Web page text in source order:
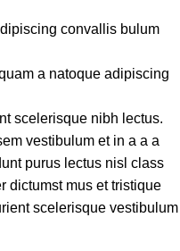
convallis bulum
a natoque adipiscing
scelerisque nibh lectus.
vestibulum et in a a a
purus lectus nisl class
dictumst mus et tristique
scelerisque vestibulum